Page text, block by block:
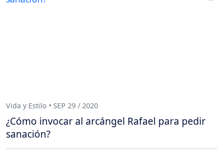
Vida y Estilo • SEP 29 / 2020
¿Cómo invocar al arcángel Rafael para pedir
sanación?